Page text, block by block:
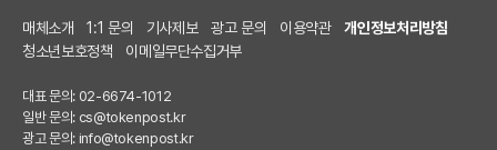
매체소개 1:1 문의 기사제보 광고 문의 이용약관
개인정보처리방침
청소년보호정책
이메일무단수집거부
대표 문의: 02-6674-1012
일반 문의: cs@tokenpost.kr
광고 문의: info@tokenpost.kr